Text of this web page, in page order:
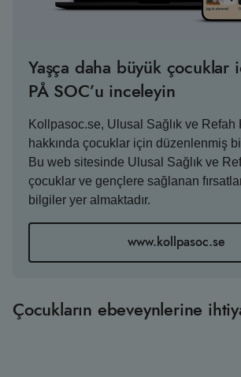
Yaşça daha büyük çocuklar
PÅ SOC’u inceleyin
Kollpasoc.se, Ulusal Sağlık ve Refah
hakkında çocuklar için düzenlenmiş
Bu web sitesinde Ulusal Sağlık ve
çocuklar ve gençlere sağlanan
bilgiler yer almaktadır.
www.kollpasoc.se
Çocukların ebeveynlerine